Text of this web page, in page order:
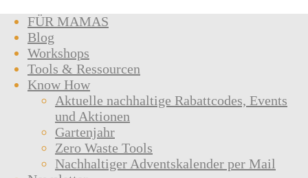
FÜR MAMAS
Blog
Workshops
Tools & Ressourcen
Know How
Aktuelle nachhaltige Rabattcodes, Events
und Aktionen
Gartenjahr
Zero Waste Tools
Nachhaltiger Adventskalender per Mail